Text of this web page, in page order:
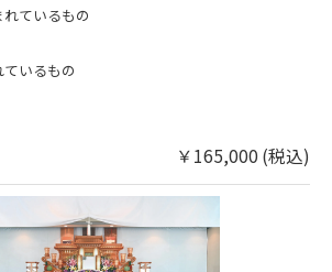
ているもの
いるもの
￥165,000 (税込)